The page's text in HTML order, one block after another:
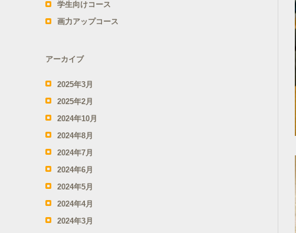
学生向けコース
画力アップコース
アーカイブ
2025年3月
2025年2月
2024年10月
2024年8月
2024年7月
2024年6月
2024年5月
2024年4月
2024年3月